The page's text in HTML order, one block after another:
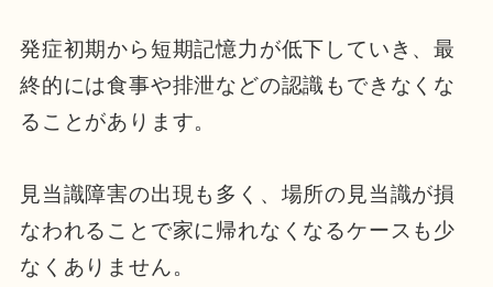
発症初期から短期記憶力が低下していき、最
終的には食事や排泄などの認識もできなくな
ることがあります。
見当識障害の出現も多く、場所の見当識が損
なわれることで家に帰れなくなるケースも少
なくありません。